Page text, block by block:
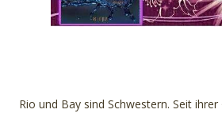
Rio und Bay sind Schwestern. Seit